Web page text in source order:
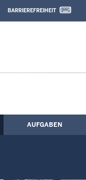
und
BARRIEREFREIHEIT
AUFGABEN